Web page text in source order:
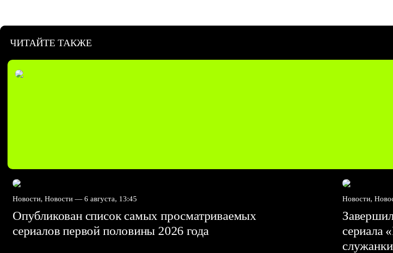
ЧИТАЙТЕ ТАКЖЕ
Новости, Новости — 6 августа, 13:45
Опубликован список самых просматриваемых
сериалов первой половины 2026 года
Новости,
сериала